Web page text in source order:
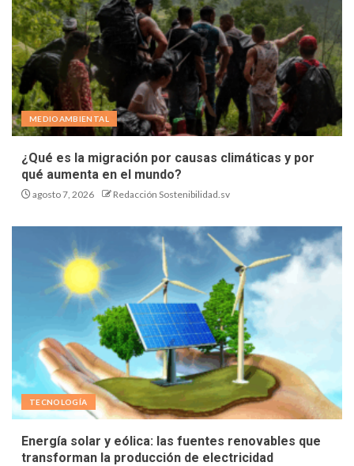
MEDIOAMBIENTAL
¿Qué es la migración por causas climáticas y por
qué aumenta en el mundo?
agosto 7, 2026 Redacción Sostenibilidad.sv
TECNOLOGÍA
Energía solar y eólica: las fuentes renovables que
transforman la producción de electricidad